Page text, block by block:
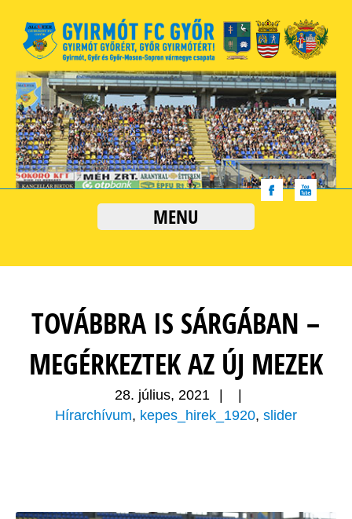
MENU
TOVÁBBRA IS SÁRGÁBAN –
MEGÉRKEZTEK AZ ÚJ MEZEK
28. július, 2021
Hírarchívum, kepes_hirek_1920, slider